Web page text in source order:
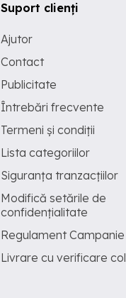
Suport clienți
Ajutor
Contact
Publicitate
Întrebări frecvente
Termeni și condiții
Lista categoriilor
Siguranța tranzacțiilor
Modifică setările de
confidențialitate
Regulament Campanie
Livrare cu verificare